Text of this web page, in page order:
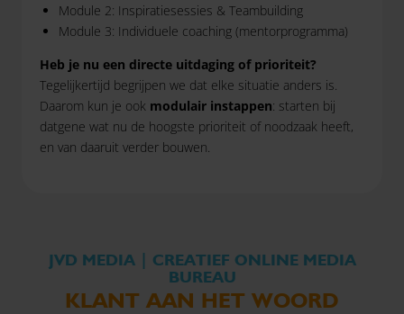
Module 2: Inspiratiesessies & Teambuilding
Module 3: Individuele coaching (mentorprogramma)
Heb je nu een directe uitdaging of prioriteit?
Tegelijkertijd begrijpen we dat elke situatie anders is.
Daarom kun je ook modulair instappen: starten bij
datgene wat nu de hoogste prioriteit of noodzaak heeft,
en van daaruit verder bouwen.
JVD MEDIA | CREATIEF ONLINE MEDIA
BUREAU
KLANT AAN HET WOORD